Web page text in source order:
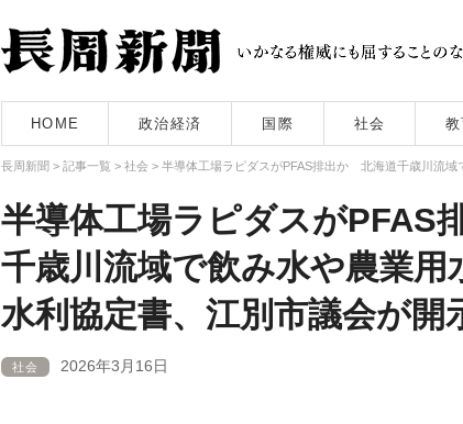
HOME 政治経済 国際 社会
長周新聞 > 記事一覧 > 社会 > 半導体工場ラピダスがPFAS排出か 北海道千歳川流
半導体工場ラピダスが
千歳川流域で飲み水や農業
水利協定書、江別市議会が開
社会 2026年3月16日